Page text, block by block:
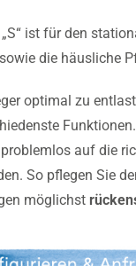
ist für den
die häusliche
optimal zu
auf die
So pflegen Sie
möglichst